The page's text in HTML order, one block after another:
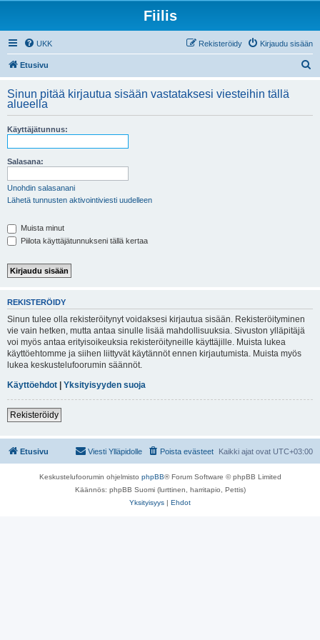
Fiilis
UKK Kirjaudu sisään
Rekisteröidy
Etusivu
i
Sinun pitää kirjautua sisään vastataksesi viesteihin tällä
alueella
Käyttäjätunnus:
Salasana:
Unohdin salasanani
Lähetä tunnusten aktivointiviesti uudelleen
Muista minut
Piilota käyttäjätunnukseni tällä kertaa
REKISTERÖIDY
Sinun tulee olla rekisteröitynyt voidaksesi kirjautua sisään. Rekisteröityminen
vie vain hetken, mutta antaa sinulle lisää mahdollisuuksia. Sivuston ylläpitäjä
voi myös antaa erityisoikeuksia rekisteröityneille käyttäjille. Muista lukea
käyttöehtomme ja siihen liittyvät käytännöt ennen kirjautumista. Muista myös
lukea keskustelufoorumin säännöt.
Käyttöehdot | Yksityisyyden suoja
Rekisteröidy
Etusivu Kaikki ajat ovat UTC+03:00
Poista evästeet
Viesti Ylläpidolle
Keskustelufoorumin ohjelmisto phpBB® Forum Software © phpBB Limited
Käännös: phpBB Suomi (lurttinen, harritapio, Pettis)
Yksityisyys | Ehdot